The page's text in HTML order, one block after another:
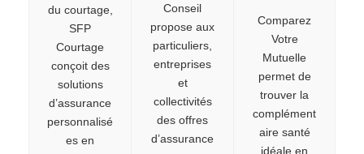
du courtage,
SFP
Courtage
conçoit des
solutions
d’assurance
personnalisé
es en
Conseil
propose aux
particuliers,
entreprises
et
collectivités
des offres
d’assurance
Comparez
Votre
Mutuelle
permet de
trouver la
complément
aire santé
idéale en